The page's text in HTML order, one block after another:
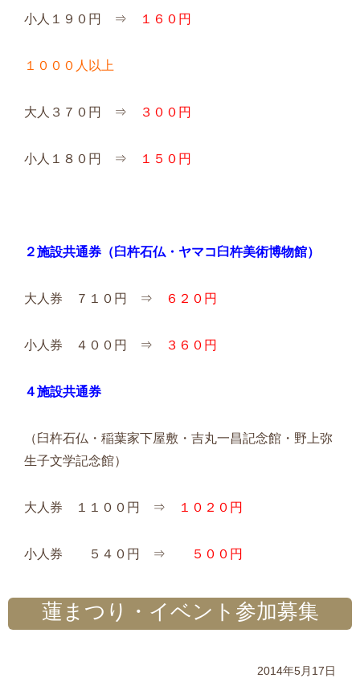
小人１９０円 ⇒ １６０円
１０００人以上
大人３７０円 ⇒ ３００円
小人１８０円 ⇒ １５０円
２施設共通券（臼杵石仏・ヤマコ 臼杵美術博物館）
大人券 ７１０円 ⇒ ６２０円
小人券 ４００円 ⇒ ３６０円
４施設共通券
（臼杵石仏・稲葉家下屋敷・吉丸一昌記念館・野上弥
生子文学記念館）
大人券 １１００円 ⇒ １０２０円
小人券 ５４０円 ⇒ ５００円
蓮まつり・イベント参加募集
2014年5月17日